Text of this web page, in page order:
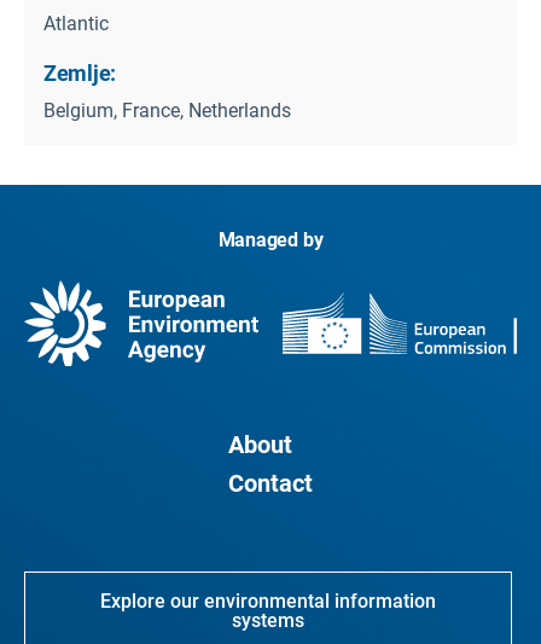
Atlantic
Zemlje:
Belgium, France, Netherlands
Managed by
About
Contact
Explore our environmental information
systems